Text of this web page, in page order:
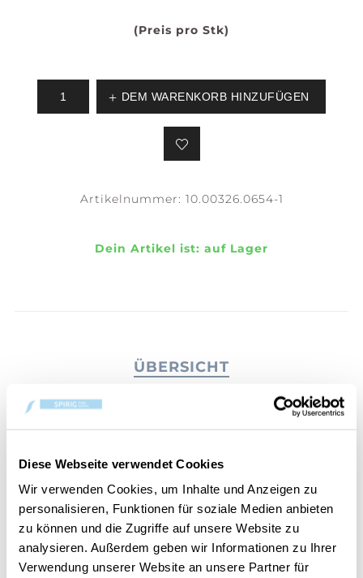
Diese Webseite verwendet Cookies
Wir verwenden Cookies, um Inhalte und Anzeigen zu
personalisieren, Funktionen für soziale Medien anbieten
zu können und die Zugriffe auf unsere Website zu
analysieren. Außerdem geben wir Informationen zu Ihrer
Verwendung unserer Website an unsere Partner für
(Preis pro Stk)
DEM WARENKORB HINZUFÜGEN
Artikelnummer: 10.00326.0654-1
Dein Artikel ist: auf Lager
ÜBERSICHT
PRODUKTEINFORMATIONEN
BEWERTUNGEN
KONTAKT
Pink Sands
Wie eine Zuflucht auf einer exotischen Insel mit der
herrlichen Mischung aus leichten Zitrusdüften,